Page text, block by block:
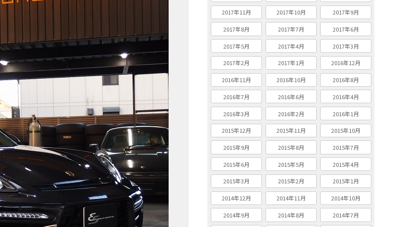
2017年11月 2017年10月 2017年9月
2017年8月 2017年7月 2017年6月
2017年5月 2017年4月 2017年3月
2017年2月 2017年1月 2016年12月
2016年11月 2016年10月 2016年8月
2016年7月 2016年6月 2016年4月
2016年3月 2016年2月 2016年1月
2015年12月 2015年11月 2015年10月
2015年9月 2015年8月 2015年7月
2015年6月 2015年5月 2015年4月
2015年3月 2015年2月 2015年1月
2014年12月 2014年11月 2014年10月
2014年9月 2014年8月 2014年7月